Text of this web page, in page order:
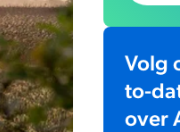
Volg
to-
over